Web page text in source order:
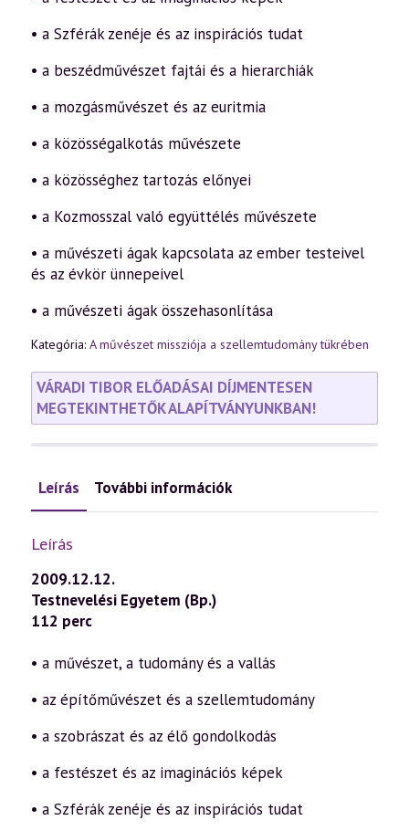
• a Szférák zenéje és az inspirációs tudat
• a beszédművészet fajtái és a hierarchiák
• a mozgásművészet és az euritmia
• a közösségalkotás művészete
• a közösséghez tartozás előnyei
• a Kozmosszal való együttélés művészete
• a művészeti ágak kapcsolata az ember testeivel
és az évkör ünnepeivel
• a művészeti ágak összehasonlítása
Kategória: A művészet missziója a szellemtudomány tükrében
VÁRADI TIBOR ELŐADÁSAI DÍJMENTESEN
MEGTEKINTHETŐK ALAPÍTVÁNYUNKBAN!
Leírás További információk
Leírás
2009.12.12.
Testnevelési Egyetem (Bp.)
112 perc
• a művészet, a tudomány és a vallás
• az építőművészet és a szellemtudomány
• a szobrászat és az élő gondolkodás
• a festészet és az imaginációs képek
• a Szférák zenéje és az inspirációs tudat